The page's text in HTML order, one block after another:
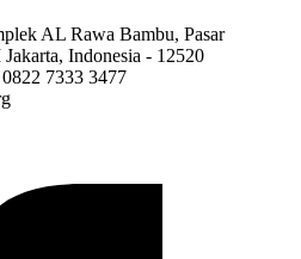
AL Rawa Bambu, Pasar
Indonesia - 12520
7333 3477